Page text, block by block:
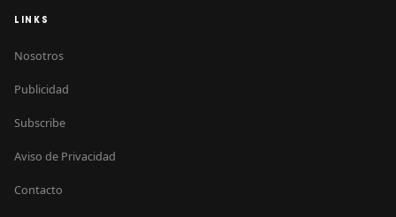
LINKS
Nosotros
Publicidad
Subscribe
Aviso de Privacidad
Contacto